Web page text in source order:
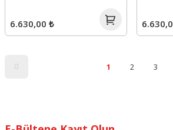
6.630,00 ₺
1 2 3